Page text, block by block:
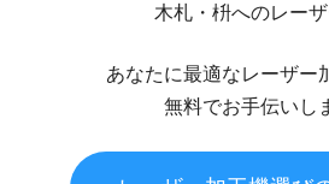
木札・枡へのレーザ
あなたに最適なレーザー
無料でお手伝いし